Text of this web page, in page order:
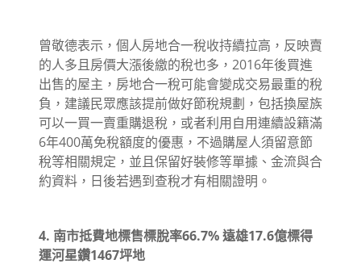
曾敬德表示，個人房地合一稅收持續拉高，反映賣
的人多且房價大漲後繳的稅也多，2016年後買進
出售的屋主，房地合一稅可能會變成交易最重的稅
負，建議民眾應該提前做好節稅規劃，包括換屋族
可以一買一賣重購退稅，或者利用自用連續設籍滿
6年400萬免稅額度的優惠，不過購屋人須留意節
稅等相關規定，並且保留好裝修等單據、金流與合
約資料，日後若遇到查稅才有相關證明。
4. 南市抵費地標售標脫率66.7% 遠雄17.6億標得
運河星鑽1467坪地